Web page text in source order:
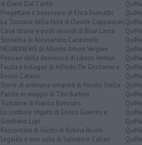
di Dario Dal Canto
Progettare il benessere di Erica Fiumalbi
La Toscana della birra di Davide Cappannari
Cose strane e posti assurdi di Blue Lama
Storielba di Alessandro Canestrelli
NEURONEWS di Alberto Arturo Vergani
Pensieri della domenica di Libero Venturi
Fauda e balagan di Alfredo De Girolamo e
Enrico Catassi
Storie di ordinaria umanità di Nicolò Stella
Parole in viaggio di Tito Barbini
Turbative di Franco Bonciani
Lo scrittore sfigato di Enrico Guerrini e
Gordiano Lupi
Raccontare di Gusto di Rubina Rovini
Legalità e non solo di Salvatore Calleri